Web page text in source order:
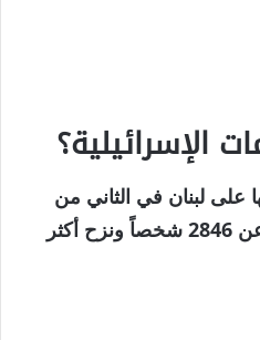
الإسرائيلية؟
على لبنان في الثاني من
مارس/آذار، قُتل ما لا يقل عن 2846 شخصاً ونزح أكثر